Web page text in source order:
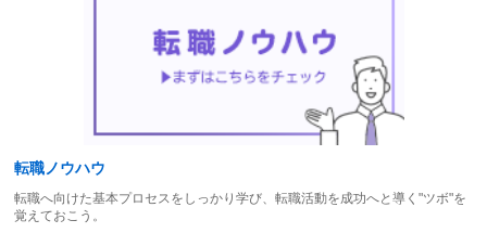
転職ノウハウ
転職へ向けた基本プロセスをしっかり学び、転職活動を成功へと導く"ツボ"を
覚えておこう。